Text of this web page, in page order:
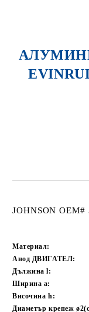
JOHNSON OEM#
Материал:
Анод ДВИГАТЕЛ:
Дължина l:
Ширина a:
Височина h:
Диаметър крепеж